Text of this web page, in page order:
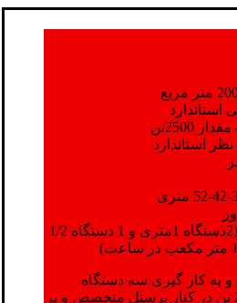
استاندارد
3 دستگاه بچینگ لیپهر(2دستگاه 1متری و 1 دستگاه 1/2
و به کار گیری سه دستگاه
بچینگ پلانت با ظرفیت 2500 تن در کنار پرسنل متخصص و پر